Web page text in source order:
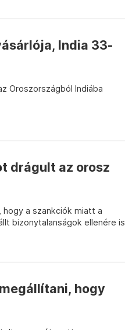
India 33-
Oroszországból Indiába
drágult az orosz
a szankciók miatt a
bizonytalanságok ellenére is
hogy